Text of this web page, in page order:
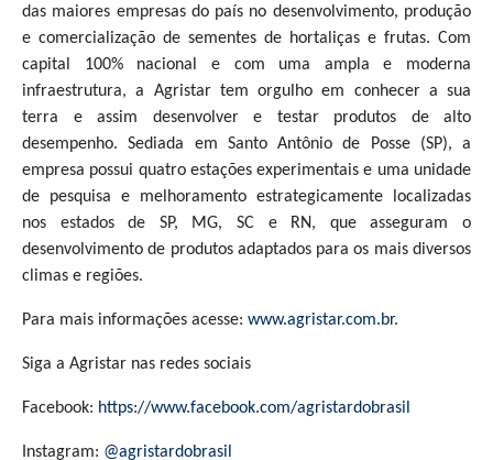
das maiores empresas do país no desenvolvimento, produção
e comercialização de sementes de hortaliças e frutas. Com
capital 100% nacional e com uma ampla e moderna
infraestrutura, a Agristar tem orgulho em conhecer a sua
terra e assim desenvolver e testar produtos de alto
desempenho. Sediada em Santo Antônio de Posse (SP), a
empresa possui quatro estações experimentais e uma unidade
de pesquisa e melhoramento estrategicamente localizadas
nos estados de SP, MG, SC e RN, que asseguram o
desenvolvimento de produtos adaptados para os mais diversos
climas e regiões.
Para mais informações acesse: www.agristar.com.br.
Siga a Agristar nas redes sociais
Facebook: https://www.facebook.com/agristardobrasil
Instagram: @agristardobrasil